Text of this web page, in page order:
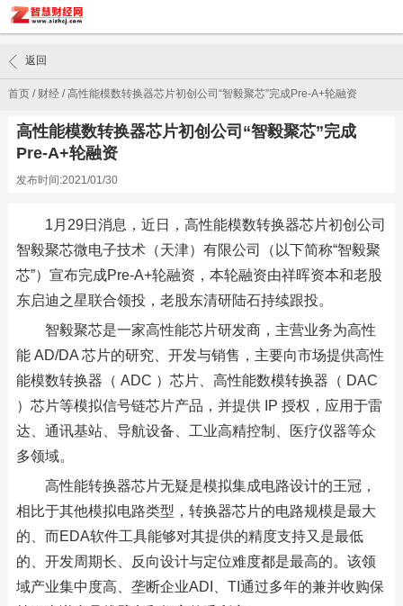
首页/ 财经/高性能模数转换器芯片初创公司“智毅聚芯”完成Pre-A+轮融资
返回
高性能模数转换器芯片初创公司“智毅聚芯”完成
Pre-A+轮融资
发布时间:2021/01/30
1月29日消息，近日，高性能模数转换器芯片初创公司
智毅聚芯微电子技术（天津）有限公司（以下简称“智毅聚
芯”）宣布完成Pre-A+轮融资，本轮融资由祥晖资本和老股
东启迪之星联合领投，老股东清研陆石持续跟投。
智毅聚芯是一家高性能芯片研发商，主营业务为高性
能 AD/DA 芯片的研究、开发与销售，主要向市场提供高性
能模数转换器（ ADC ）芯片、高性能数模转换器（ DAC
）芯片等模拟信号链芯片产品，并提供 IP 授权，应用于雷
达、通讯基站、导航设备、工业高精控制、医疗仪器等众
多领域。
高性能转换器芯片无疑是模拟集成电路设计的王冠，
相比于其他模拟电路类型，转换器芯片的电路规模是最大
的、而EDA软件工具能够对其提供的精度支持又是最低
的、开发周期长、反向设计与定位难度都是最高的。该领
域产业集中度高、垄断企业ADI、TI通过多年的兼并收购保